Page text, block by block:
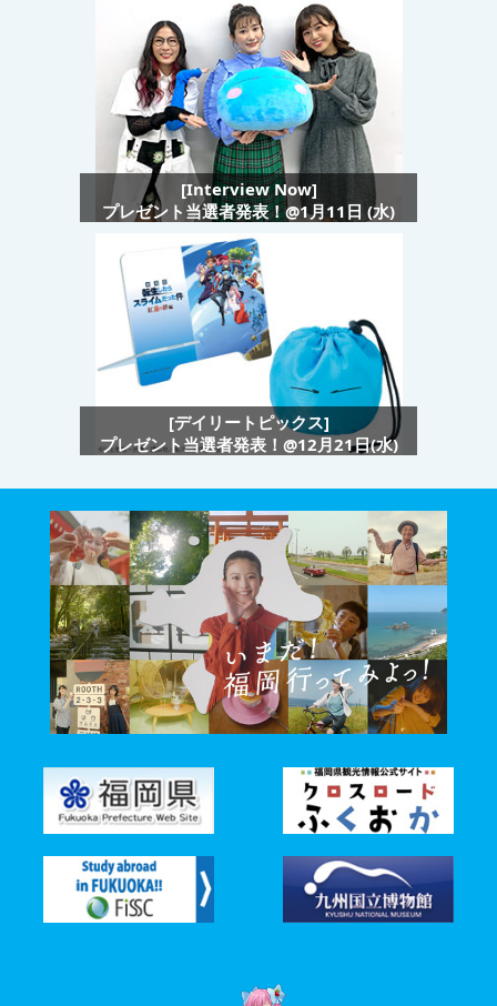
[Interview Now]
プレゼント当選者発表！@1月11日 (水)
[デイリートピックス]
プレゼント当選者発表！@12月21日(水)